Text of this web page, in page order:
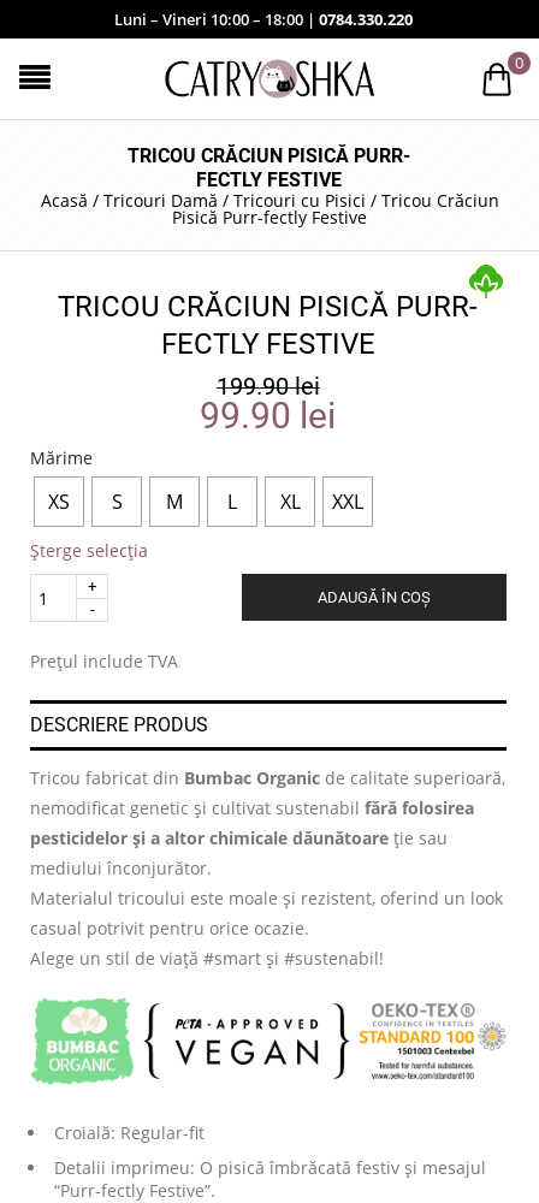
Luni – Vineri 10:00 – 18:00 | 0784.330.220
0
TRICOU CRĂCIUN PISICĂ PURR-
FECTLY FESTIVE
Acasă / Tricouri Damă / Tricouri cu Pisici / Tricou Crăciun
Pisică Purr-fectly Festive
TRICOU CRĂCIUN PISICĂ PURR-
FECTLY FESTIVE
199.90lei
99.90 lei
Mărime
XS S M L XL XXL
Șterge selecția
Quantity
ADAUGĂ ÎN COȘ
Prețul include TVA
DESCRIERE PRODUS
Tricou fabricat din Bumbac Organic de calitate superioară,
nemodificat genetic și cultivat sustenabil fără folosirea
pesticidelor și a altor chimicale dăunătoare ție sau
mediului înconjurător.
Materialul tricoului este moale și rezistent, oferind un look
casual potrivit pentru orice ocazie.
Alege un stil de viață #smart și #sustenabil!
Croială: Regular-fit
Detalii imprimeu: O pisică îmbrăcată festiv și mesajul
“Purr-fectly Festive”.